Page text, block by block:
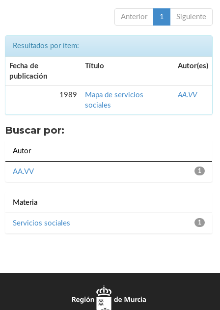
Anterior 1 Siguiente
Resultados por ítem:
Fecha de
publicación
Título Autor(es)
1989
Mapa de servicios
sociales
AA.VV
Buscar por:
Autor
1
AA.VV
Materia
1
Servicios sociales